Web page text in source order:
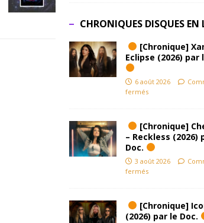
CHRONIQUES DISQUES EN
[Chronique]
Eclipse (2026) par
6 août 2026
fermés
[Chronique]
– Reckless (2026)
Doc.
3 août 2026
fermés
[Chronique]
(2026) par le Doc.